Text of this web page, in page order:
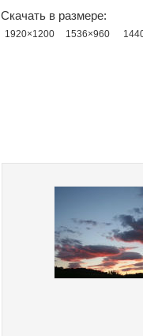
Скачать в размере:
1920×1200 1536×960